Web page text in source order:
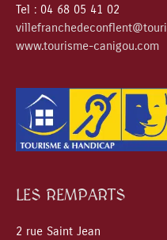
Tel : 04 68 05 41 02
www.tourisme-canigou.com
LES REMPARTS
2 rue Saint Jean